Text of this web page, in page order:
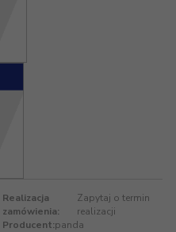
Realizacja
zamówienia:
Zapytaj o termin
realizacji
Producent:panda